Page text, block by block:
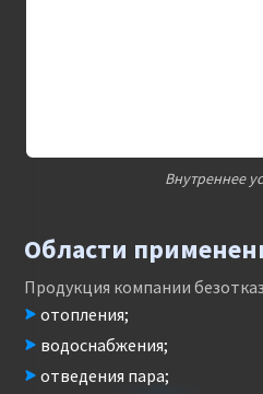
Внутреннее
Области
Продукция компании
отопления;
водоснабжения;
отведения пара;